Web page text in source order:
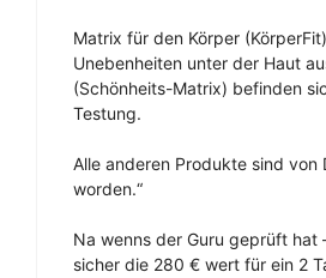
Matrix für den Körper
Unebenheiten unter der Haut
(Schönheits-Matrix) befinden
Testung.
Alle anderen Produkte sind von
worden.“
Na wenns der Guru geprüft hat
sicher die 280 € wert für ein 2